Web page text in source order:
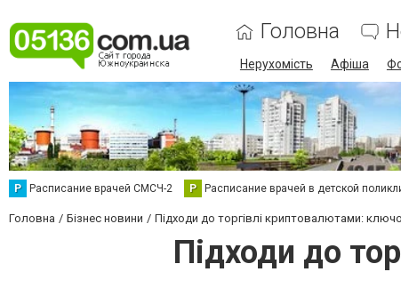
Головна
Нерухомість Афіша
Р Расписание врачей СМСЧ-2 Р Расписание врачей в детской
Головна Бізнес новини Підходи до торгівлі криптовалютами:
Підходи до